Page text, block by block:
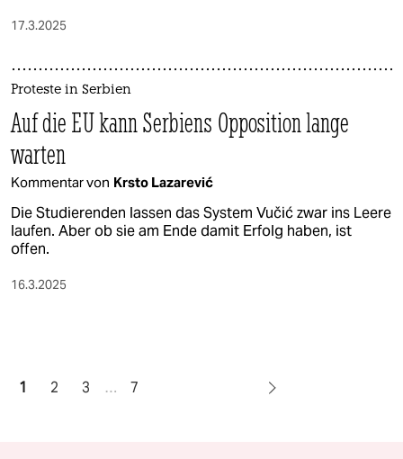
17.3.2025
Proteste in Serbien
Auf die EU kann Serbiens Opposition lange
warten
Kommentar von Krsto Lazarević
Die Studierenden lassen das System Vučić zwar ins Leere
laufen. Aber ob sie am Ende damit Erfolg haben, ist
offen.
16.3.2025
1 2 3 … 7